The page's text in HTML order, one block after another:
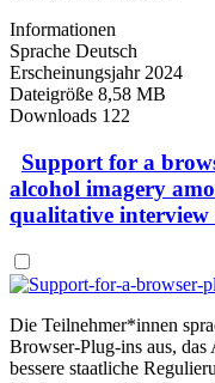
Informationen
Sprache Deutsch
Erscheinungsjahr 2024
Dateigröße 8,58 MB
Downloads 122
Support for a
alcohol imagery
qualitative interview
Die Teilnehmer*innen
Browser-Plug-ins aus,
bessere staatliche